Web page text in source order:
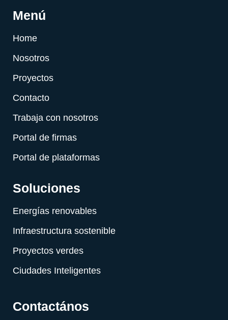
Menú
Home
Nosotros
Proyectos
Contacto
Trabaja con nosotros
Portal de firmas
Portal de plataformas
Soluciones
Energías renovables
Infraestructura sostenible
Proyectos verdes
Ciudades Inteligentes
Contactános